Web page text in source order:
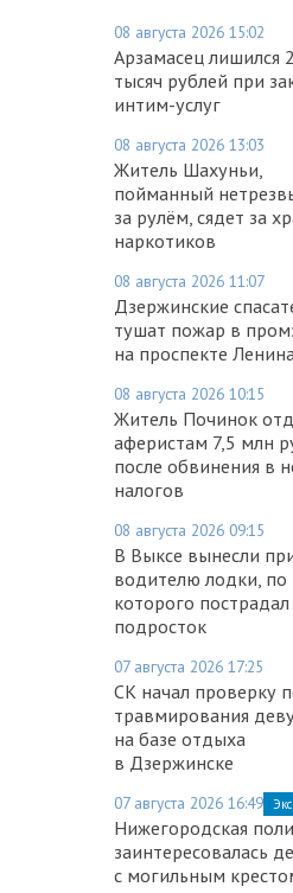
08 августа 2026 15:02
Арзамасец лишился
тысяч рублей при
интим-услуг
08 августа 2026 13:03
Житель Шахуньи,
пойманный
за рулём, сядет за
наркотиков
08 августа 2026 11:07
Дзержинские
тушат пожар в
на проспекте Ленина
08 августа 2026 10:15
Житель Починок
аферистам 7,5 млн
после обвинения в
налогов
08 августа 2026 09:15
В Выксе вынесли
водителю лодки, по
которого пострадал
подросток
07 августа 2026 17:25
СК начал проверку
травмирования
на базе отдыха
в Дзержинске
07 августа 2026 16:49
Нижегородская
заинтересовалась
с могильным